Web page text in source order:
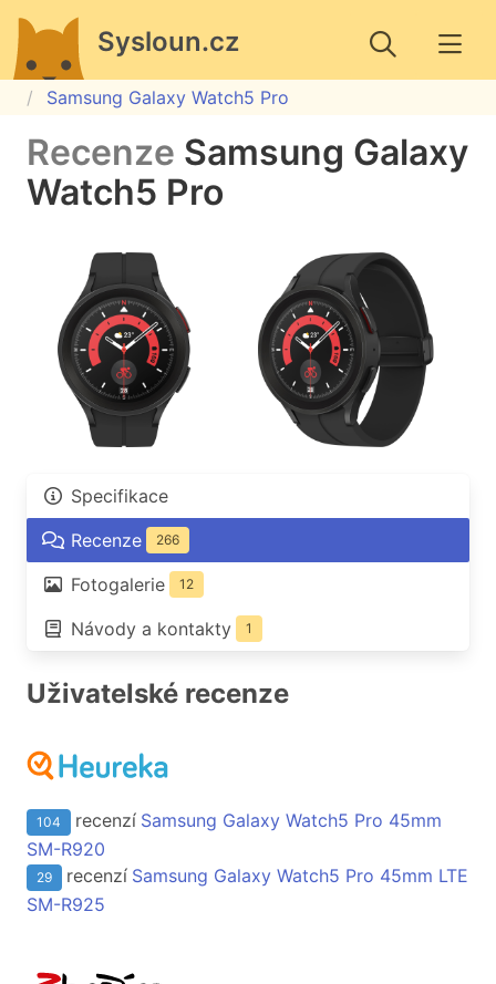
Sysloun.cz
Samsung Galaxy Watch5 Pro
Recenze Samsung Galaxy
Watch5 Pro
Specifikace
Recenze
266
Fotogalerie 12
Návody a kontakty 1
Uživatelské recenze
104 recenzí Samsung Galaxy Watch5 Pro 45mm
SM-R920
29 recenzí Samsung Galaxy Watch5 Pro 45mm LTE
SM-R925